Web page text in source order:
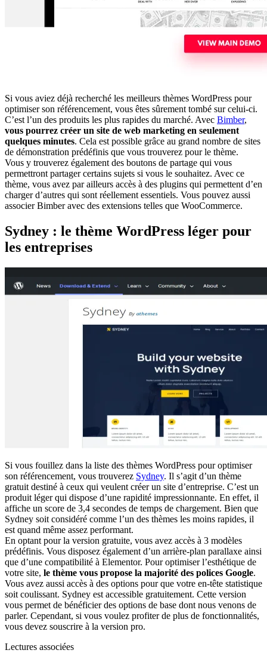
Si vous aviez déjà recherché les meilleurs thèmes WordPress pour
optimiser son référencement, vous êtes sûrement tombé sur celui-ci.
C’est l’un des produits les plus rapides du marché. Avec Bimber,
vous pourrez créer un site de web marketing en seulement
quelques minutes. Cela est possible grâce au grand nombre de sites
de démonstration prédéfinis que vous trouverez pour le thème.
Vous y trouverez également des boutons de partage qui vous
permettront partager certains sujets si vous le souhaitez. Avec ce
thème, vous avez par ailleurs accès à des plugins qui permettent d’en
charger d’autres qui sont réellement essentiels. Vous pouvez aussi
associer Bimber avec des extensions telles que WooCommerce.
Sydney : le thème WordPress léger pour
les entreprises
Si vous fouillez dans la liste des thèmes WordPress pour optimiser
son référencement, vous trouverez Sydney. Il s’agit d’un thème
gratuit destiné à ceux qui veulent créer un site d’entreprise. C’est un
produit léger qui dispose d’une rapidité impressionnante. En effet, il
affiche un score de 3,4 secondes de temps de chargement. Bien que
Sydney soit considéré comme l’un des thèmes les moins rapides, il
est quand même assez performant.
En optant pour la version gratuite, vous avez accès à 3 modèles
prédéfinis. Vous disposez également d’un arrière-plan parallaxe ainsi
que d’une compatibilité à Elementor. Pour optimiser l’esthétique de
votre site, le thème vous propose la majorité des polices Google.
Vous avez aussi accès à des options pour que votre en-tête statistique
soit coulissant. Sydney est accessible gratuitement. Cette version
vous permet de bénéficier des options de base dont nous venons de
parler. Cependant, si vous voulez profiter de plus de fonctionnalités,
vous devez souscrire à la version pro.
Lectures associées